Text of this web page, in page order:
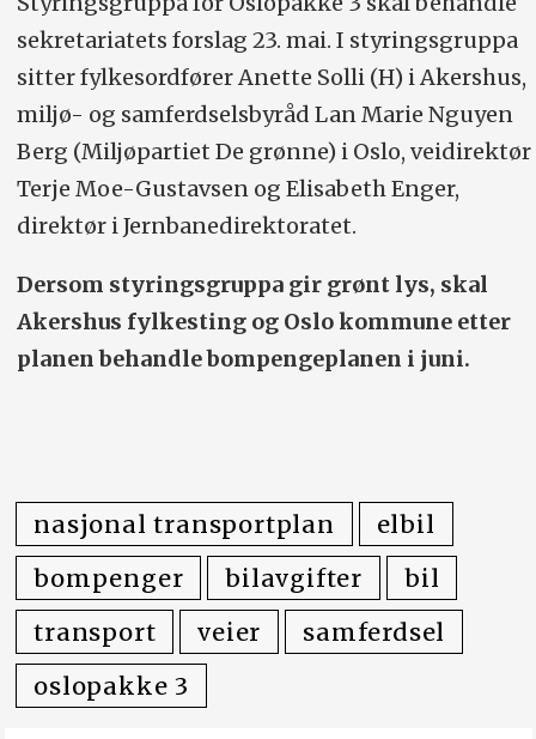
sekretariatets forslag 23. mai. I styringsgruppa
sitter fylkesordfører Anette Solli (H) i Akershus,
miljø- og samferdselsbyråd Lan Marie Nguyen
Berg (Miljøpartiet De grønne) i Oslo, veidirektør
Terje Moe-Gustavsen og Elisabeth Enger,
direktør i Jernbanedirektoratet.
Dersom styringsgruppa gir grønt lys, skal
Akershus fylkesting og Oslo kommune etter
planen behandle bompengeplanen i juni.
nasjonal transportplan
elbil
bompenger
bilavgifter
bil
transport
veier
samferdsel
oslopakke 3